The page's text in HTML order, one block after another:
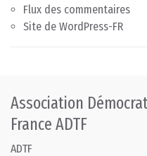
Flux des commentaires
Site de WordPress-FR
Association
France ADTF
ADTF